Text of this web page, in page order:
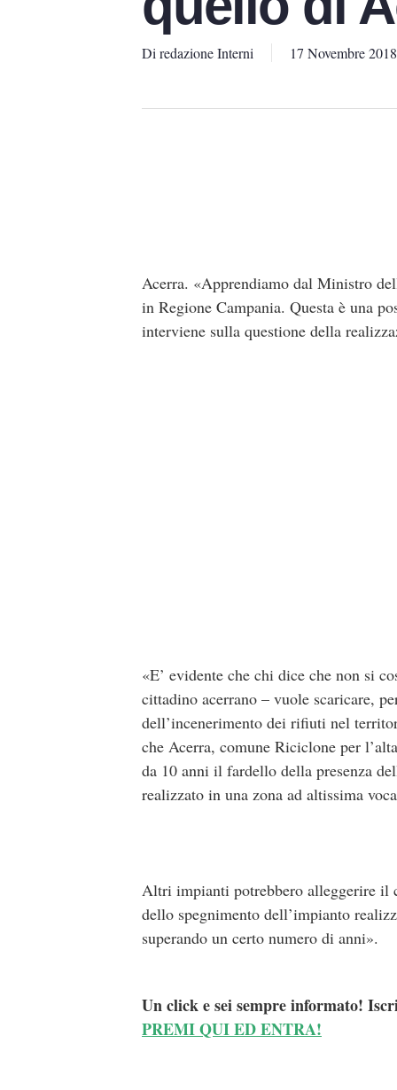
Di redazione Interni 17 Novembre 2018
Acerra. «Apprendiamo dal Ministro
in Regione Campania. Questa è una
interviene sulla questione della
«E’ evidente che chi dice che non si
cittadino acerrano – vuole scaricare,
dell’incenerimento dei rifiuti nel
che Acerra, comune Riciclone per
da 10 anni il fardello della presenza
realizzato in una zona ad altissima
Altri impianti potrebbero alleggerire il
dello spegnimento dell’impianto
superando un certo numero di anni».
Un click e sei sempre informato!
PREMI QUI ED ENTRA!